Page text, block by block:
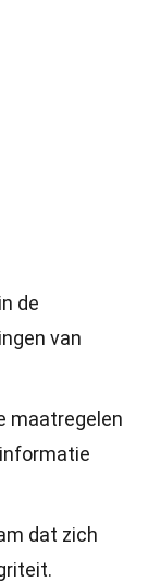
de
van
maatregelen
dat zich